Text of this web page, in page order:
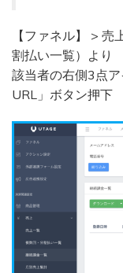
【ファネル】 >
割払い一覧）より
該当者の右側3点
URL」ボタン押下